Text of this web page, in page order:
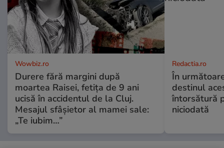
Wowbiz.ro
Durere fără margini după
moartea Raisei, fetița de 9 ani
ucisă în accidentul de la Cluj.
Mesajul sfâșietor al mamei sale:
„Te iubim…”
Redactia.ro
În
destinul
întorsătură
niciodată